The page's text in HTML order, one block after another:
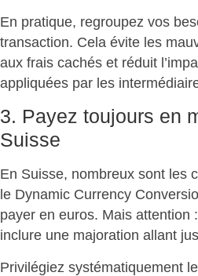
En pratique, regroupez vos
transaction. Cela évite les
aux frais cachés et réduit
appliquées par les
3. Payez toujours en
Suisse
En Suisse, nombreux sont les
le Dynamic Currency
payer en euros. Mais attention :
inclure une majoration allant
Privilégiez systématiquement